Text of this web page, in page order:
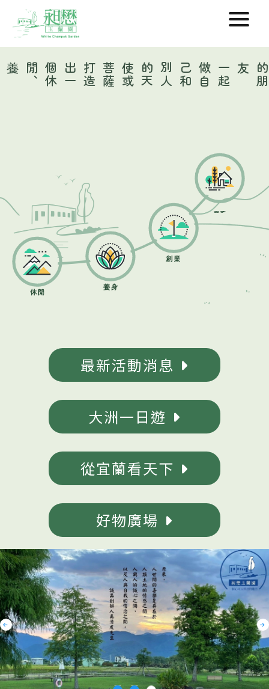
友
一
起
做
自
己
和
別
人
的
天
使
或
菩
薩
打
造
出
一
個
休
閒
、
養生
、
創業
最新活動消息
大洲一日遊
從宜蘭看天下
好物廣場